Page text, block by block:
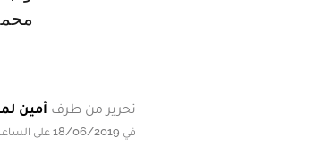
تحرير من طرف أمين
في 18/06/2019 على الساعة 13:00